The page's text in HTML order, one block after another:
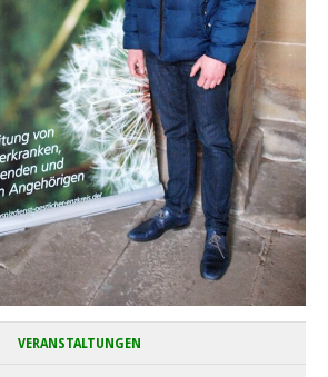
VERANSTALTUNGEN